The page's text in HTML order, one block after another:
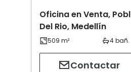
Oficina en Venta,
Del Rio, Medellín
Contactar